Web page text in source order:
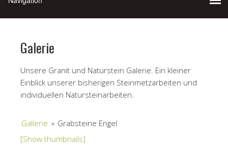
Galerie
Unsere Granit und Naturstein Galerie. Ein kleiner
Einblick unserer bisherigen Steinmetzarbeiten und
individuellen Natursteinarbeiten.
Gallerie » Grabsteine Engel
[Show thumbnails]